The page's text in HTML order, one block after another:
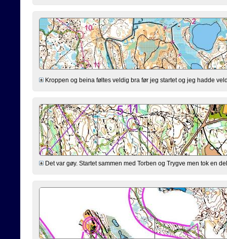
Kroppen og beina føltes veldig bra før jeg startet og jeg hadde
Det var gøy. Startet sammen med Torben og Trygve men tok en